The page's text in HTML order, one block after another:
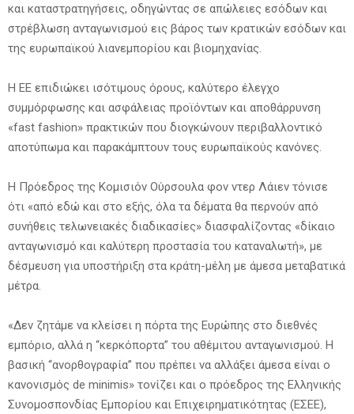
και καταστρατηγήσεις, οδηγώντας σε απώλειες εσόδων και
στρέβλωση ανταγωνισμού εις βάρος των κρατικών εσόδων και
της ευρωπαϊκού λιανεμπορίου και βιομηχανίας.
Η ΕΕ επιδιώκει ισότιμους όρους, καλύτερο έλεγχο
συμμόρφωσης και ασφάλειας προϊόντων και αποθάρρυνση
«fast fashion» πρακτικών που διογκώνουν περιβαλλοντικό
αποτύπωμα και παρακάμπτουν τους ευρωπαϊκούς κανόνες.
Η Πρόεδρος της Κομισιόν Ούρσουλα φον ντερ Λάιεν τόνισε
ότι «από εδώ και στο εξής, όλα τα δέματα θα περνούν από
συνήθεις τελωνειακές διαδικασίες» διασφαλίζοντας «δίκαιο
ανταγωνισμό και καλύτερη προστασία του καταναλωτή», με
δέσμευση για υποστήριξη στα κράτη-μέλη με άμεσα μεταβατικά
μέτρα.
«Δεν ζητάμε να κλείσει η πόρτα της Ευρώπης στο διεθνές
εμπόριο, αλλά η “κερκόπορτα” του αθέμιτου ανταγωνισμού. Η
βασική “ανορθογραφία” που πρέπει να αλλάξει άμεσα είναι ο
κανονισμός de minimis» τονίζει και ο πρόεδρος της Ελληνικής
Συνομοσπονδίας Εμπορίου και Επιχειρηματικότητας (ΕΣΕΕ),